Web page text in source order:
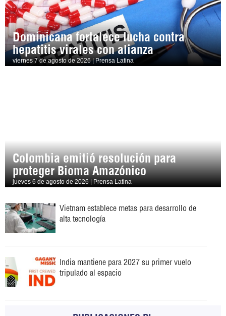
Dominicana fortalece lucha contra
hepatitis virales con alianza
viernes 7 de agosto de 2026 | Prensa Latina
Colombia emitió resolución para
proteger Bioma Amazónico
jueves 6 de agosto de 2026 | Prensa Latina
Vietnam establece metas para desarrollo de
alta tecnología
India mantiene para 2027 su primer vuelo
tripulado al espacio